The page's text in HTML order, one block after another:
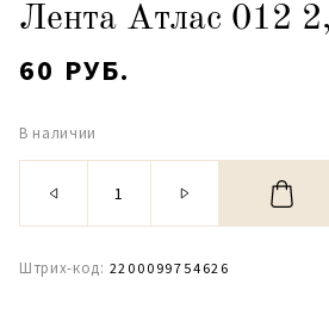
Лента Атлас 012
60 РУБ.
В наличии
Штрих-код: 2200099754626